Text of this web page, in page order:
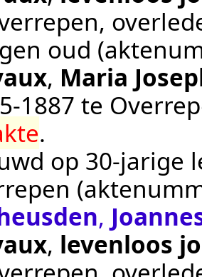
,
oud
, Maria
te
.
op 30-jarige
,
, levenloos